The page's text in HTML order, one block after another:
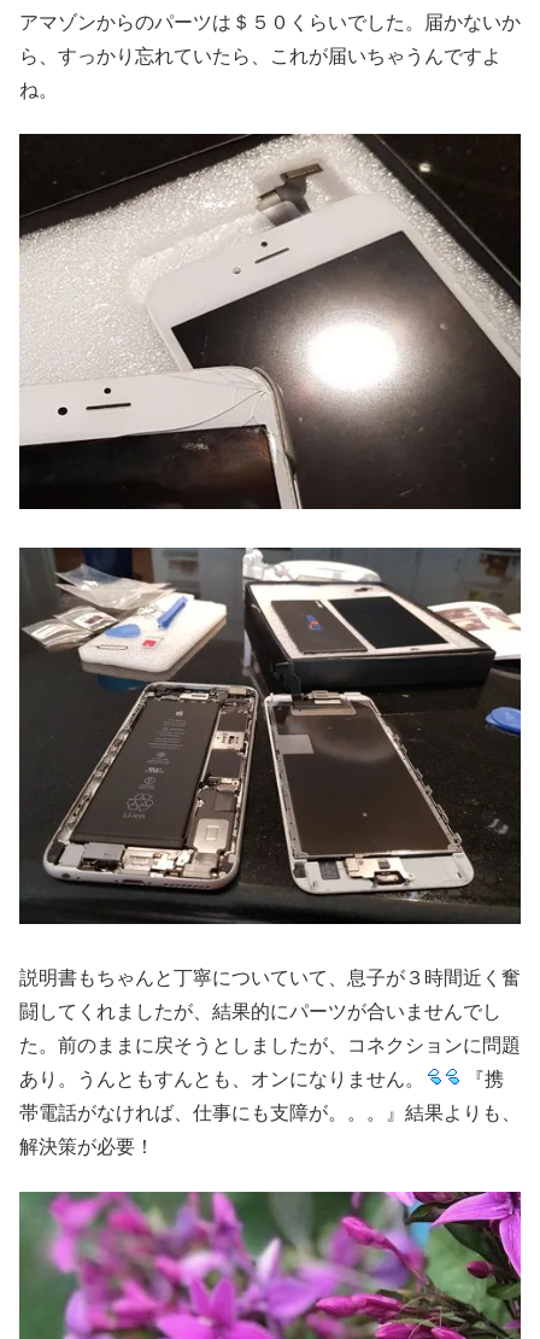
アマゾンからのパーツは＄５０くらいでした。届かないか
ら、すっかり忘れていたら、これが届いちゃうんですよ
ね。
説明書もちゃんと丁寧についていて、息子が３時間近く奮
闘してくれましたが、結果的にパーツが合いませんでし
た。前のままに戻そうとしましたが、コネクションに問題
あり。うんともすんとも、オンになりません。
『携
帯電話がなければ、仕事にも支障が。。。』結果よりも、
解決策が必要！